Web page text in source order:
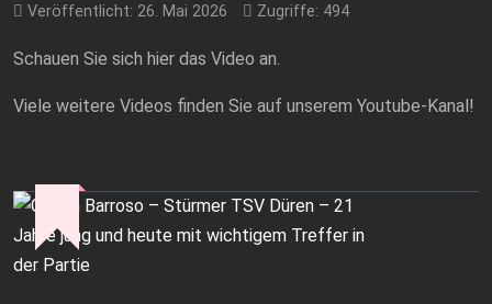
Veröffentlicht: 26. Mai 2026
Zugriffe: 494
Schauen Sie sich hier das Video an.
Viele weitere Videos finden Sie auf unserem Youtube-Kanal!